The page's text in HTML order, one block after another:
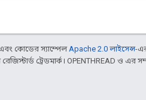
কোডের স্যাম্পেলApache 2.0 লাইসেন্স-
ট্রেডমার্ক। OPENTHREAD ও এর